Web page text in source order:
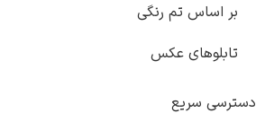
تم رنگی
عکس